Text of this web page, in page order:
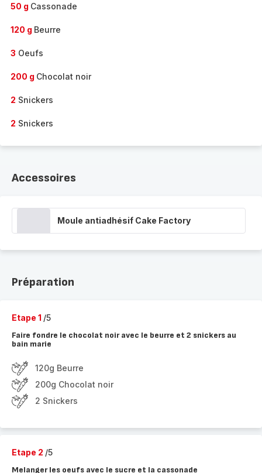
50 g Cassonade
120 g Beurre
3 Oeufs
200 g Chocolat noir
2 Snickers
2 Snickers
Accessoires
Moule antiadhésif Cake Factory
Préparation
Etape 1 /5
Faire fondre le chocolat noir avec le beurre et 2 snickers au
bain marie
120g Beurre
200g Chocolat noir
2 Snickers
Etape 2 /5
Melanger les oeufs avec le sucre et la cassonade